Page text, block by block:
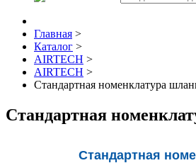
Главная >
Каталог >
AIRTECH >
AIRTECH >
Стандартная номенклатура
Стандартная
Стандартная